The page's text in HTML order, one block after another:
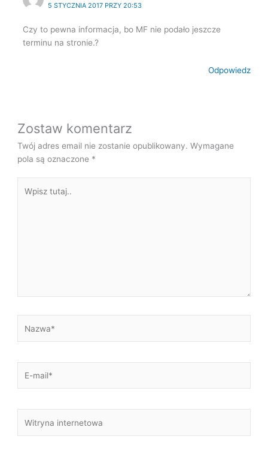
5 STYCZNIA 2017 PRZY 20:53
Czy to pewna informacja, bo MF nie podało jeszcze
terminu na stronie.?
Odpowiedz
Zostaw komentarz
Twój adres email nie zostanie opublikowany. Wymagane
pola są oznaczone *
tutaj..
mail*
internetowa